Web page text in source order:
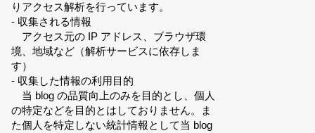
りアクセス解析を行っています。
- 収集される情報
アクセス元の IP アドレス、ブラウザ環
境、地域など（解析サービスに依存しま
す）
- 収集した情報の利用目的
当 blog の品質向上のみを目的とし、個人
の特定などを目的とはしておりません。ま
た個人を特定しない統計情報として当 blog